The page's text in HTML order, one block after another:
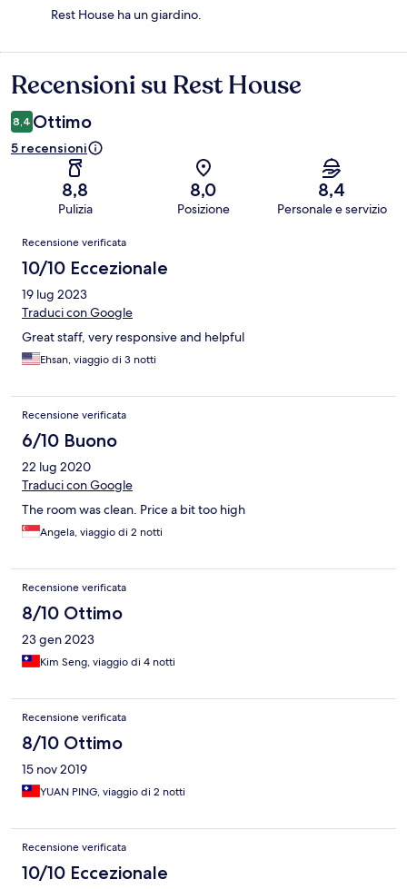
Rest House ha un giardino.
Recensioni
Recensioni su Rest House
8,4 Ottimo
5 recensioni
8,8
Pulizia
8,0
Posizione
8,4
Personale e servizio
Recensioni
Recensione verificata
10/10 Eccezionale
19 lug 2023
Traduci con Google
Great staff, very responsive and helpful
Ehsan, viaggio di 3 notti
Recensione verificata
6/10 Buono
22 lug 2020
Traduci con Google
The room was clean. Price a bit too high
Angela, viaggio di 2 notti
Recensione verificata
8/10 Ottimo
23 gen 2023
Kim Seng, viaggio di 4 notti
Recensione verificata
8/10 Ottimo
15 nov 2019
YUAN PING, viaggio di 2 notti
Recensione verificata
10/10 Eccezionale